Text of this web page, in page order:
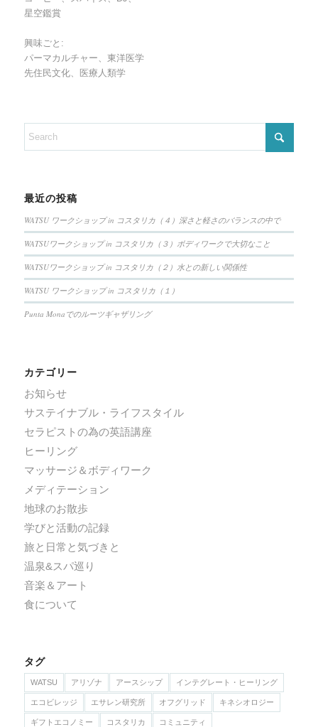
星空鑑賞
興味ごと:
パーマカルチャー、東洋医学
先住民文化、医療人類学
最近の投稿
WATSU ワークショップ in コスタリカ（４）深さと軽さのバランスの中で
WATSUワークショップ in コスタリカ（３）ボディワークで大切なこと
WATSUワークショップ in コスタリカ（２）水との新しい関係性
WATSU ワークショップ in コスタリカ（１）
Punta Monaでのルーツギャザリング
カテゴリー
お知らせ
サステイナブル・ライフスタイル
セラピストの為の英語講座
ヒーリング
マッサージ＆ボディワーク
メディテーション
地球のお散歩
学びと活動の記録
旅と日常と気づきと
温泉&スパ巡り
音楽＆アート
食について
タグ
WATSU アリゾナ アースシップ インテグレート・ヒーリング
エコビレッジ エサレン研究所 オフグリッド キネシオロジー
ギフトエコノミー コスタリカ コミュニティ